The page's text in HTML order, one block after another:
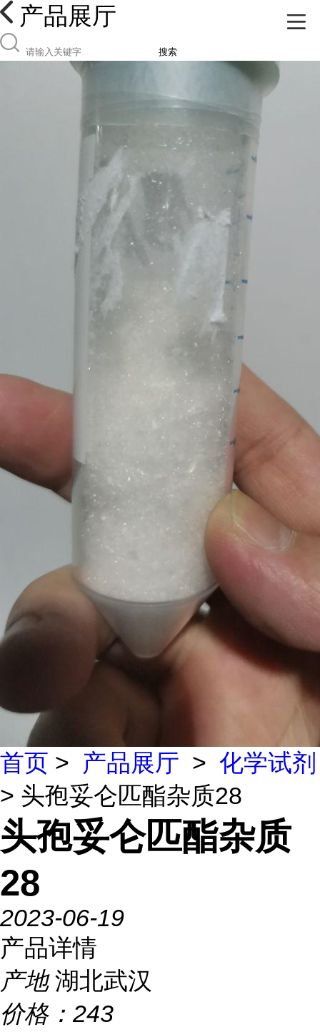
产品展厅
搜索
首页 > 产品展厅 > 化学试剂
> 头孢妥仑匹酯杂质28
头孢妥仑匹酯杂质
28
2023-06-19
产品详情
产地 湖北武汉
价格： 243